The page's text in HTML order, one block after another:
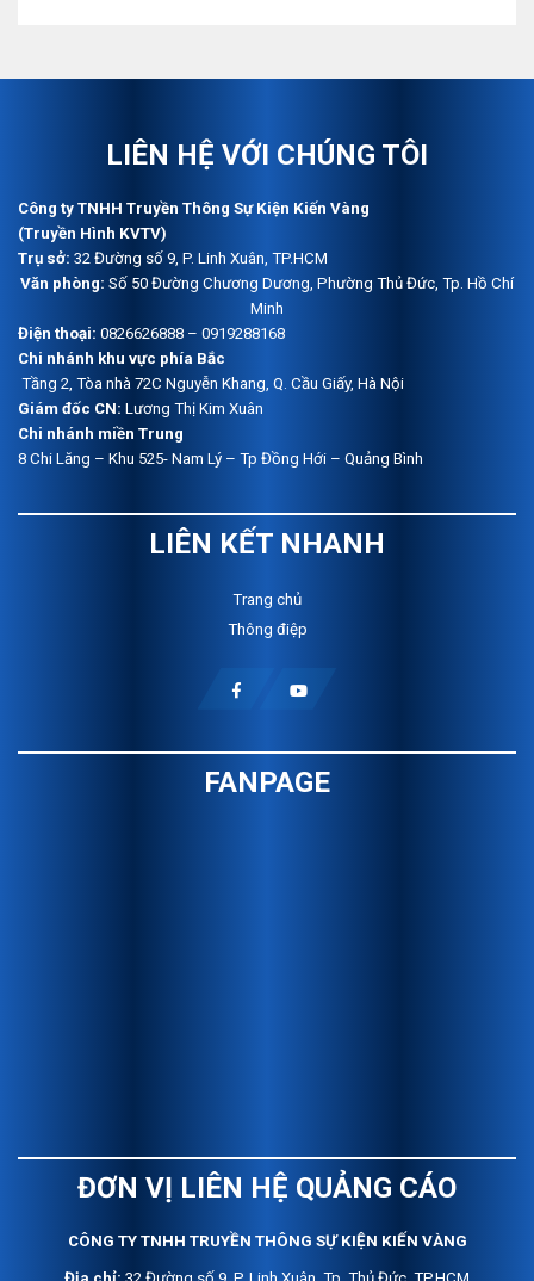
LIÊN HỆ VỚI CHÚNG TÔI
Công ty TNHH Truyền Thông Sự Kiện Kiến Vàng
(Truyền Hình KVTV)
Trụ sở: 32 Đường số 9, P. Linh Xuân, TP.HCM
Văn phòng: Số 50 Đường Chương Dương, Phường Thủ Đức, Tp. Hồ Chí
Minh
Điện thoại: 0826626888 – 0919288168
Chi nhánh khu vực phía Bắc
Tầng 2, Tòa nhà 72C Nguyễn Khang, Q. Cầu Giấy, Hà Nội
Giám đốc CN: Lương Thị Kim Xuân
Chi nhánh miền Trung
8 Chi Lăng – Khu 525- Nam Lý – Tp Đồng Hới – Quảng Bình
LIÊN KẾT NHANH
Trang chủ
Thông điệp
FANPAGE
ĐƠN VỊ LIÊN HỆ QUẢNG CÁO
CÔNG TY TNHH TRUYỀN THÔNG SỰ KIỆN KIẾN VÀNG